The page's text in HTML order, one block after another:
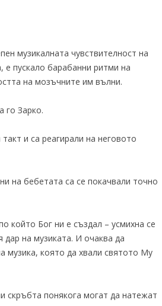
музикалната чувствителност на
е пускало барабанни ритми на
на мозъчните им вълни.
го Зарко.
и са реагирали на неговото
на бебетата са се покачвали точно
който Бог ни е създал – усмихна се
на музиката. И очаква да
музика, която да хвали святото Му
скръбта понякога могат да натежат